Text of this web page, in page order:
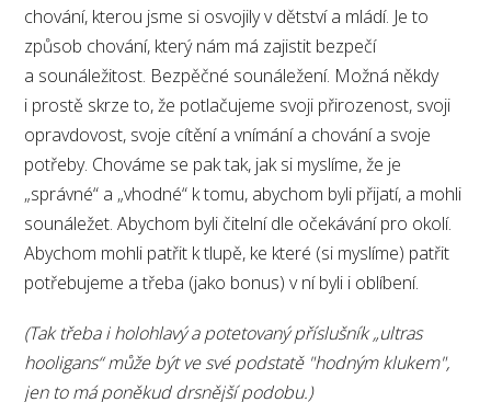
chování, kterou jsme si osvojily v dětství a mládí. Je to
způsob chování, který nám má zajistit bezpečí
a sounáležitost. Bezpěčné sounáležení. Možná někdy
i prostě skrze to, že potlačujeme svoji přirozenost, svoji
opravdovost, svoje cítění a vnímání a chování a svoje
potřeby. Chováme se pak tak, jak si myslíme, že je
„správné“ a „vhodné“ k tomu, abychom byli přijatí, a mohli
sounáležet. Abychom byli čitelní dle očekávání pro okolí.
Abychom mohli patřit k tlupě, ke které (si myslíme) patřit
potřebujeme a třeba (jako bonus) v ní byli i oblíbení.
(Tak třeba i holohlavý a potetovaný příslušník „ultras
hooligans“ může být ve své podstatě "hodným klukem",
jen to má poněkud drsnější podobu.)